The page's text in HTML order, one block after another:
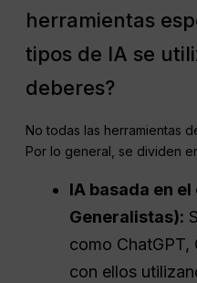
herramientas
tipos de IA se
deberes?
No todas las herramientas
Por lo general, se dividen
IA basada en el
Generalistas):
como ChatGPT,
con ellos